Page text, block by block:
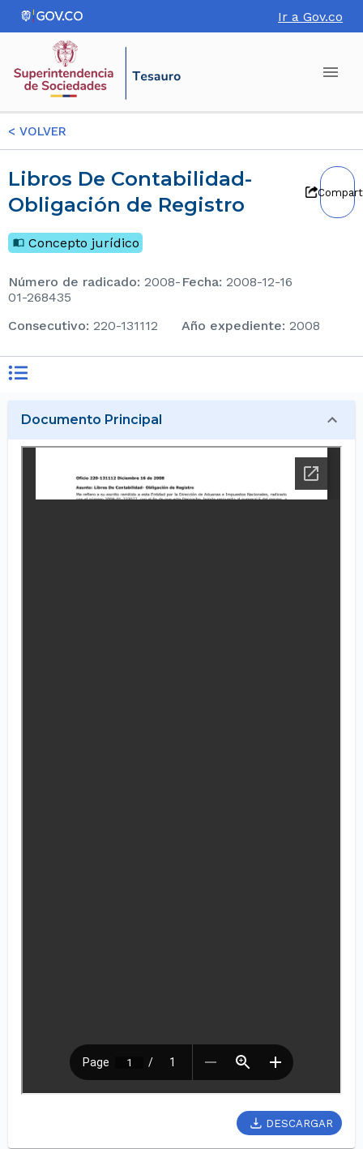
Ir a Gov.co
< VOLVER
Libros De Contabilidad-
Obligación de Registro
Concepto jurídico
Número de radicado: 2008-
01-268435
Fecha: 2008-12-16
consecutivo: 220-131112 Año expediente: 2008
Documento Principal
DESCARGAR